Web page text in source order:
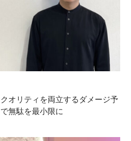
オリティを両立するダメージ予
無駄を最小限に